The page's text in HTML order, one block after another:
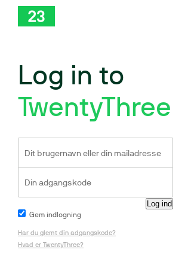
Log in to
TwentyThree
Gem indlogning
Har du glemt din adgangskode?
Hvad er TwentyThree?